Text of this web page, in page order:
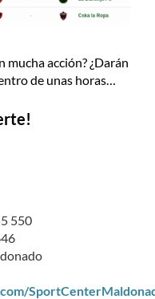
mucha acción? ¿Darán
de unas horas…
550